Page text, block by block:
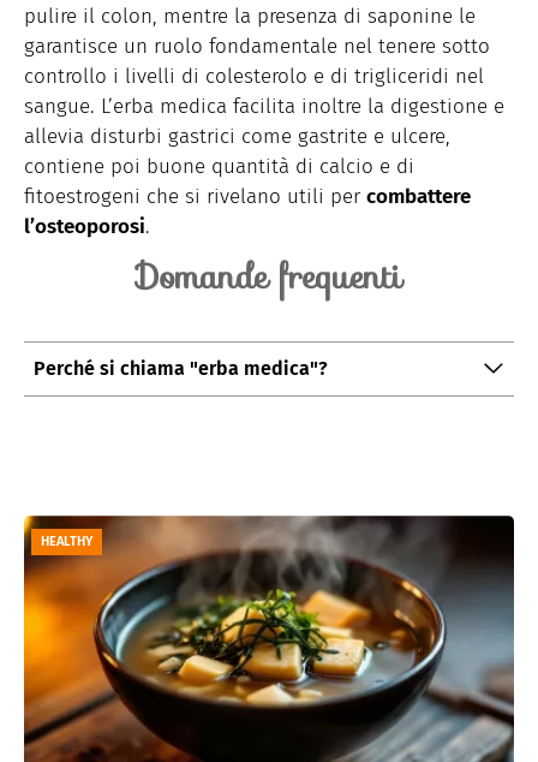
pulire il colon, mentre la presenza di saponine le
garantisce un ruolo fondamentale nel tenere sotto
controllo i livelli di colesterolo e di trigliceridi nel
sangue. L’erba medica facilita inoltre la digestione e
allevia disturbi gastrici come gastrite e ulcere,
contiene poi buone quantità di calcio e di
fitoestrogeni che si rivelano utili per combattere
l’osteoporosi.
Domande frequenti
Perché si chiama "erba medica"?
dell’Asia occidentale che coincide con l’attuale Iran.
HEALTHY